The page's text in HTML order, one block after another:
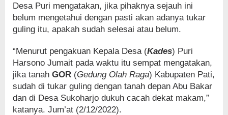
Desa Puri mengatakan, jika pihaknya sejauh ini
belum mengetahui dengan pasti akan adanya tukar
guling itu, apakah sudah selesai atau belum.
“Menurut pengakuan Kepala Desa (Kades) Puri
Harsono Jumait pada waktu itu sempat mengatakan,
jika tanah GOR (Gedung Olah Raga) Kabupaten Pati,
sudah di tukar guling dengan tanah depan Abu Bakar
dan di Desa Sukoharjo dukuh cacah dekat makam,”
katanya. Jum’at (2/12/2022).